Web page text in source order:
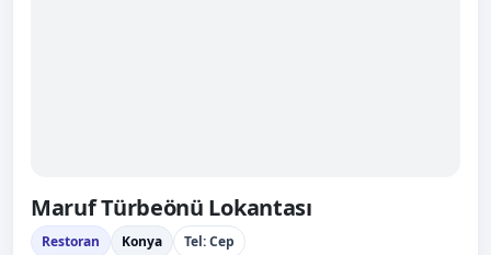
Maruf Türbeönü Lokantası
Restoran Konya Tel: Cep